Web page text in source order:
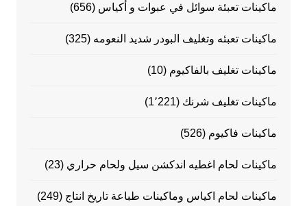
ماكينات تعبئة سوائل في عبوات و أكياس (656)
ماكينات تعبئه وتغليف البودر شديد النعومه (325)
ماكينات تغليف بالفاكيوم (10)
ماكينات تغليف شرنك (1٬221)
ماكينات فاكيوم (526)
ماكينات لحام اغطيه اندكشن سيل ولحام حراري (23)
ماكينات لحام اكياس وماكينات طباعة تاريخ انتاج (249)